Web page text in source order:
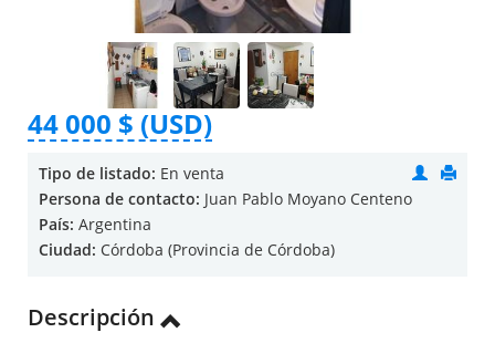
44 000 $ (USD)
Tipo de listado: En venta
Persona de contacto: Juan Pablo Moyano Centeno
País: Argentina
Ciudad: Córdoba (Provincia de Córdoba)
Descripción